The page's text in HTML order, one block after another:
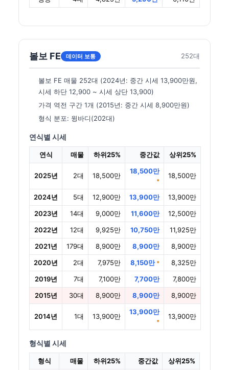
볼보 FE 데이터 보통 252대
볼보 FE 매물 252대 (2024년: 중간 시세 13,900만원,
시세 하단 12,900 ~ 시세 상단 13,900)
가격 역전 구간 1개 (2015년: 중간 시세 8,900만원)
형식 분포: 윙바디(202대)
연식별 시세
연식 매물 하위25% 중간값 상위25%
2025년 2대 18,500만
18,500만
*
18,500만
2024년 5대 12,900만 13,900만
13,900만
2023년
14대 9,000만 11,600만
12,500만
2022년
12대 9,925만 10,750만
11,925만
2021년
179대 8,900만 8,900만
8,900만
2020년
2대 7,975만 8,150만 *
8,325만
2019년
7대 7,100만 7,700만
7,800만
2015년
30대 8,900만 8,900만 8,900만
2014년 1대 13,900만
13,900만
*
13,900만
형식별 시세
형식 매물 하위25% 중간값
상위25%